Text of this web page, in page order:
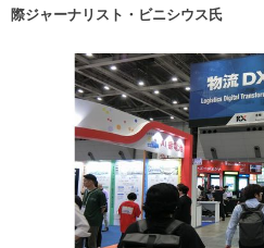
際ジャーナリスト・ビニシウス氏